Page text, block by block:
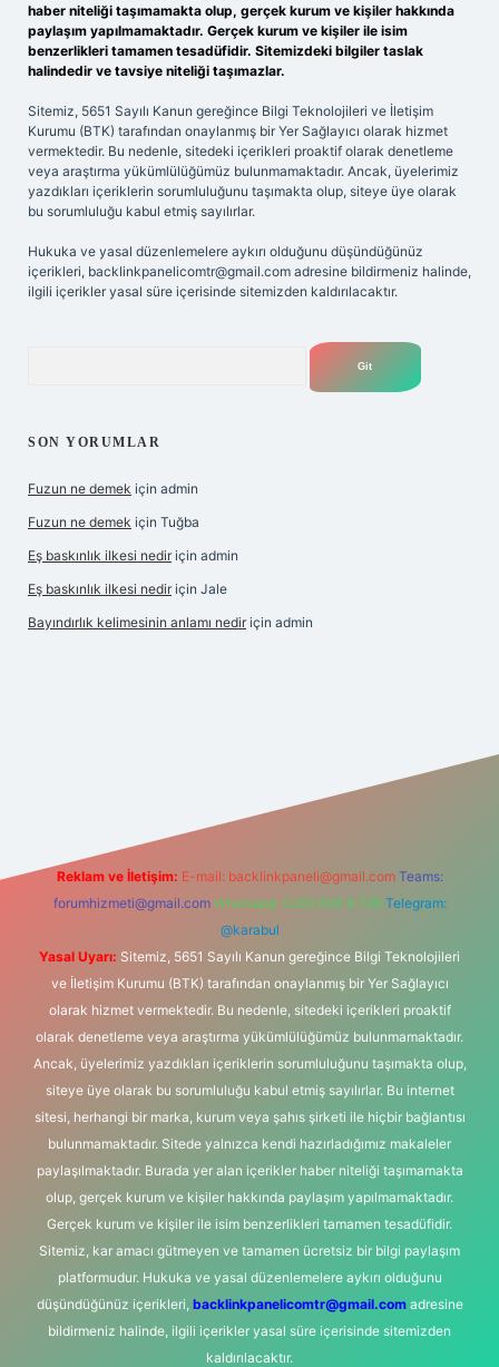
haber niteliği taşımamakta olup, gerçek kurum ve kişiler hakkında
paylaşım yapılmamaktadır. Gerçek kurum ve kişiler ile isim
benzerlikleri tamamen tesadüfidir. Sitemizdeki bilgiler taslak
halindedir ve tavsiye niteliği taşımazlar.
Sitemiz, 5651 Sayılı Kanun gereğince Bilgi Teknolojileri ve İletişim
Kurumu (BTK) tarafından onaylanmış bir Yer Sağlayıcı olarak hizmet
vermektedir. Bu nedenle, sitedeki içerikleri proaktif olarak denetleme
veya araştırma yükümlülüğümüz bulunmamaktadır. Ancak, üyelerimiz
yazdıkları içeriklerin sorumluluğunu taşımakta olup, siteye üye olarak
bu sorumluluğu kabul etmiş sayılırlar.
Hukuka ve yasal düzenlemelere aykırı olduğunu düşündüğünüz
içerikleri, backlinkpanelicomtr@gmail.com adresine bildirmeniz halinde,
ilgili içerikler yasal süre içerisinde sitemizden kaldırılacaktır.
SON YORUMLAR
Fuzun ne demek için admin
Fuzun ne demek için Tuğba
Eş baskınlık ilkesi nedir için admin
Eş baskınlık ilkesi nedir için Jale
Bayındırlık kelimesinin anlamı nedir için admin
Reklam ve İletişim: E-mail: backlinkpaneli@gmail.com Teams:
forumhizmeti@gmail.com Whatsapp: 0262 606 0 726 Telegram:
@karabul
Yasal Uyarı: Sitemiz, 5651 Sayılı Kanun gereğince Bilgi Teknolojileri
ve İletişim Kurumu (BTK) tarafından onaylanmış bir Yer Sağlayıcı
olarak hizmet vermektedir. Bu nedenle, sitedeki içerikleri proaktif
olarak denetleme veya araştırma yükümlülüğümüz bulunmamaktadır.
Ancak, üyelerimiz yazdıkları içeriklerin sorumluluğunu taşımakta olup,
siteye üye olarak bu sorumluluğu kabul etmiş sayılırlar. Bu internet
sitesi, herhangi bir marka, kurum veya şahıs şirketi ile hiçbir bağlantısı
bulunmamaktadır. Sitede yalnızca kendi hazırladığımız makaleler
paylaşılmaktadır. Burada yer alan içerikler haber niteliği taşımamakta
olup, gerçek kurum ve kişiler hakkında paylaşım yapılmamaktadır.
Gerçek kurum ve kişiler ile isim benzerlikleri tamamen tesadüfidir.
Sitemiz, kar amacı gütmeyen ve tamamen ücretsiz bir bilgi paylaşım
platformudur. Hukuka ve yasal düzenlemelere aykırı olduğunu
düşündüğünüz içerikleri, backlinkpanelicomtr@gmail.comadresine
bildirmeniz halinde, ilgili içerikler yasal süre içerisinde sitemizden
kaldırılacaktır.